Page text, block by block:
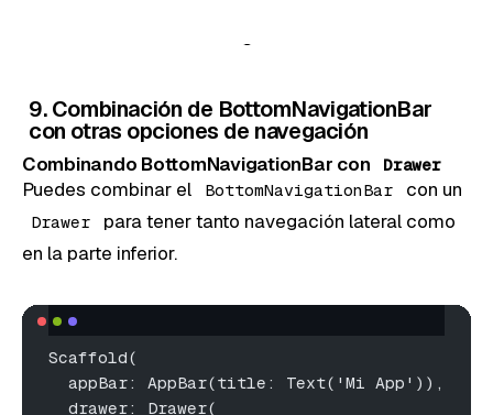
9. Combinación de BottomNavigationBar
con otras opciones de navegación
Combinando BottomNavigationBar con Drawer
Puedes combinar el BottomNavigationBar con un
Drawer
para tener tanto navegación lateral como
en la parte inferior.
Scaffold(
  appBar: AppBar(title: Text('Mi App')),
  drawer: Drawer(